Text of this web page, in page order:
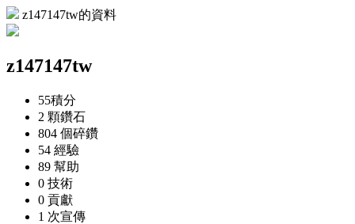
z147147tw的資料
z147147tw
55積分
2 顆鑽石
804 個碎鑽
54 經驗
89 幫助
0 技術
0 貢獻
1 次宣傳